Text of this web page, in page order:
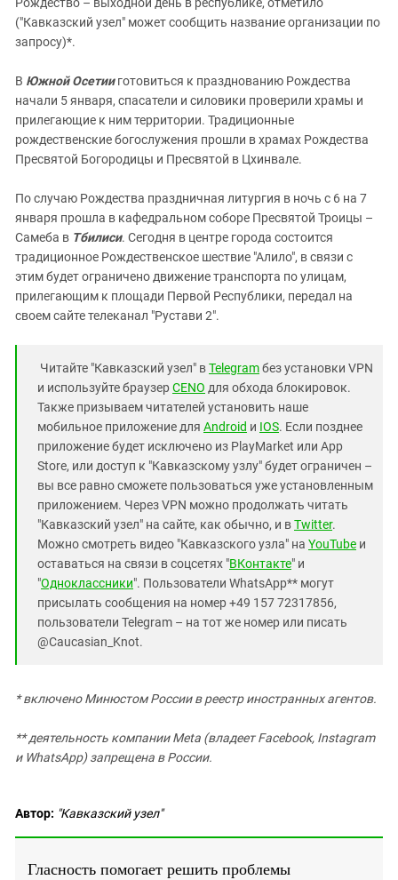
("Кавказский узел" может сообщить название организации по
запросу)*.
В Южной Осетииготовиться к празднованию Рождества
начали 5 января, спасатели и силовики проверили храмы и
прилегающие к ним территории. Традиционные
рождественские богослужения прошли в храмах Рождества
Пресвятой Богородицы и Пресвятой в Цхинвале.
По случаю Рождества праздничная литургия в ночь с 6 на 7
января прошла в кафедральном соборе Пресвятой Троицы –
Самеба в Тбилиси. Сегодня в центре города состоится
традиционное Рождественское шествие "Алило", в связи с
этим будет ограничено движение транспорта по улицам,
прилегающим к площади Первой Республики, передал на
своем сайте телеканал "Рустави 2".
Читайте "Кавказский узел" вTelegramбез установки VPN
и используйте браузерCENO для обхода блокировок.
Также призываем читателей установить наше
мобильное приложение для Android и IOS. Если позднее
приложение будет исключено из PlayMarket или App
Store, или доступ к "Кавказскому узлу" будет ограничен –
вы все равно сможете пользоваться уже установленным
приложением. Через VPN можно продолжать читать
"Кавказский узел" на сайте, как обычно, и вTwitter.
Можно смотреть видео "Кавказского узла" на YouTube и
оставаться на связи в соцсетях "ВКонтакте" и
"Одноклассники". Пользователи WhatsApp** могут
присылать сообщения на номер +49 157 72317856,
пользователи Telegram – на тот же номер или писать
@Caucasian_Knot.
* включено Минюстом России в реестр иностранных агентов.
** деятельность компании Meta (владеет Facebook, Instagram
и WhatsApp) запрещена в России.
Автор: "Кавказский узел"
Гласность помогает решить проблемы